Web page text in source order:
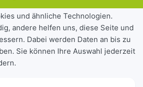
und ähnliche Technologien.
andere helfen uns, diese Seite und
Dabei werden Daten an bis zu
Sie können Ihre Auswahl jederzeit